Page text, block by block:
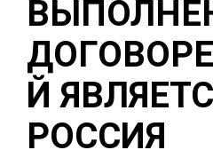
Й
РОССИЯ